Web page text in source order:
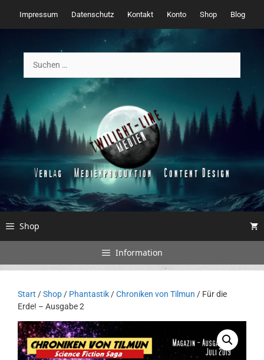
Inhalt
springen
Impressum Datenschutz Kontakt Konto Shop Blog
nach:
Shop
Information
Start /Shop/ Phantastik/Chroniken von Tilmun / Für die
Erde! – Ausgabe 2